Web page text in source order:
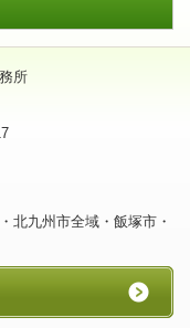
所
北九州市全域・飯塚市・